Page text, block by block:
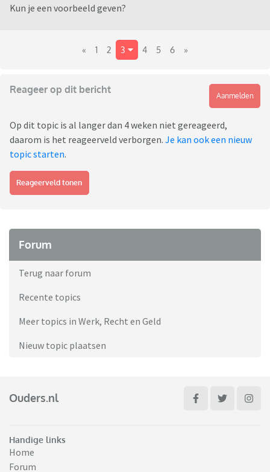
Kun je een voorbeeld geven?
« 1 2 3 4 5 6 »
Reageer op dit bericht
Aanmelden
Op dit topic is al langer dan 4 weken niet gereageerd,
daarom is het reageerveld verborgen. Je kan ook een nieuw
topic starten.
Reageerveld tonen
Forum
Terug naar forum
Recente topics
Meer topics in Werk, Recht en Geld
Nieuw topic plaatsen
Ouders.nl
Handige links
Home
Forum